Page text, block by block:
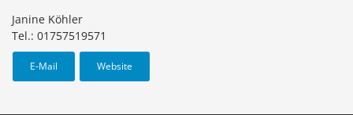
Janine Köhler
Tel.: 01757519571
E-Mail Website